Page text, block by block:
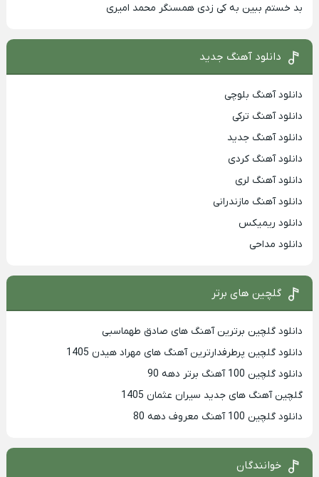
بد خستم ببین به کی زدی همسنگر محمد امیری
دانلود آهنگ جدید
دانلود آهنگ بلوچی
دانلود آهنگ ترکی
دانلود آهنگ جدید
دانلود آهنگ کردی
دانلود آهنگ لری
دانلود آهنگ مازندرانی
دانلود ریمیکس
دانلود مداحی
گلچین های برتر
دانلود گلچین برترین آهنگ های صادق طهماسبی
دانلود گلچین پرطرفدارترین آهنگ های مهراد هیدن 1405
دانلود گلچین 100 آهنگ برتر دهه 90
گلچین آهنگ های جدید سیران عثمان 1405
دانلود گلچین 100 آهنگ معروف دهه 80
خوانندگان